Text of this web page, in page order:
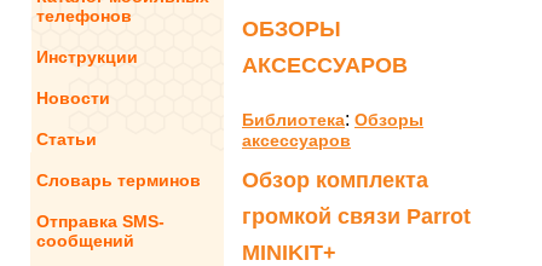
телефонов
Инструкции
Новости
Статьи
Словарь терминов
Отправка SMS-
сообщений
ОБЗОРЫ
АКСЕССУАРОВ
Библиотека: Обзоры
аксессуаров
Обзор комплекта
громкой связи Parrot
MINIKIT+